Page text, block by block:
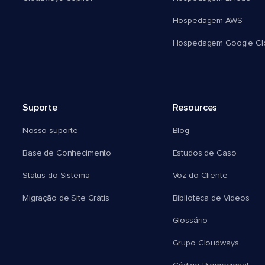
Hospedagem AWS
Hospedagem Google
Suporte
Nosso suporte
Base de Conhecimento
Status do Sistema
Migração de Site Grátis
Resources
Blog
Estudos de Caso
Voz do Cliente
Biblioteca de Vídeos
Glossário
Grupo Cloudways